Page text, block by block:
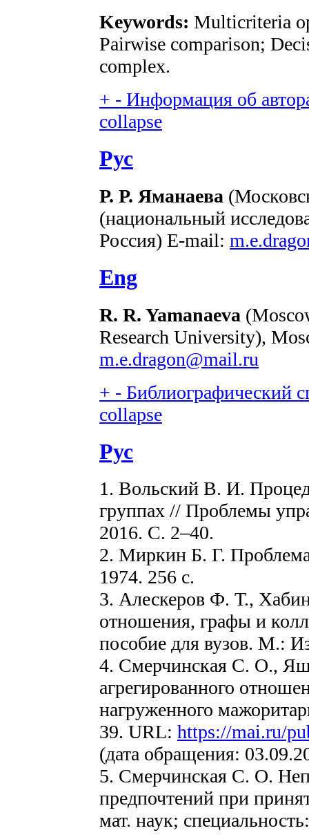
Keywords: Multicriteria
Pairwise comparison;
complex.
+ - Информация об
collapse
Рус
Р. Р. Яманаева
(национальный
Россия) E-mail:
Eng
R. R. Yamanaeva
Research University),
m.e.dragon@mail.ru
+ - Библиографический
collapse
Рус
1. Вольский В. И.
группах // Проблемы
2016. С. 2–40.
2. Миркин Б. Г.
1974. 256 с.
3. Алескеров Ф. Т.,
отношения, графы и
пособие для вузов. М.:
4. Смерчинская С. О.,
агрегированного
нагруженного
39. URL: https://mai.ru/
(дата обращения:
5. Смерчинская С. О.
предпочтений при
мат. наук;